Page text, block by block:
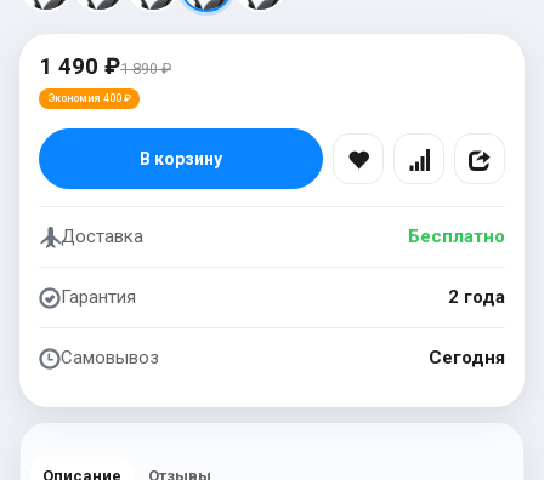
1 490 ₽1 890 ₽
Экономия 400 ₽
В корзину
Доставка Бесплатно
Гарантия 2 года
Самовывоз Сегодня
Описание Отзывы